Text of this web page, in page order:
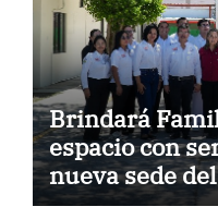
Brindará
espacio con
nueva sede